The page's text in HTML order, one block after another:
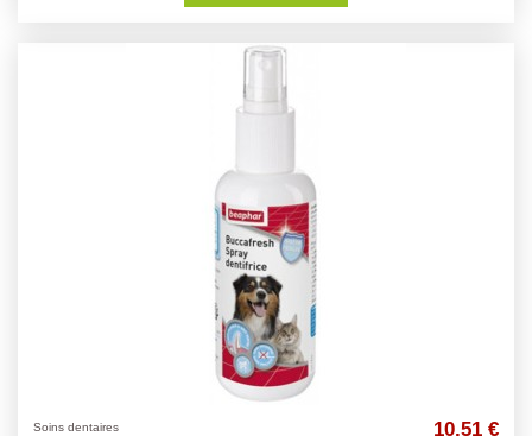
Soins dentaires 10,51 €